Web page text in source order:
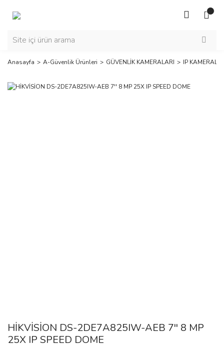
Anasayfa A-Güvenlik Ürünleri GÜVENLİK KAMERALARI IP
HİKVİSİON DS-2DE7A825IW-AEB 7'' 8 MP
25X IP SPEED DOME